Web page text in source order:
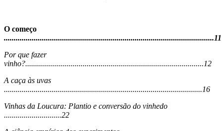
O começo
..........................................................................................................11
Por que fazer
vinho?..........................................................................................12
A caça às uvas
....................................................................................................16
Vinhas da Loucura: Plantio e conversão do vinhedo
.............................22